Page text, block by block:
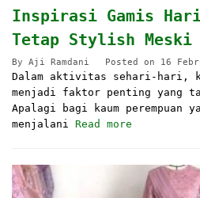
Inspirasi Gamis
Tetap Stylish Meski
By Aji Ramdani Posted on 16
Dalam aktivitas sehari-hari,
menjadi faktor penting yang
Apalagi bagi kaum perempuan
menjalani Read more